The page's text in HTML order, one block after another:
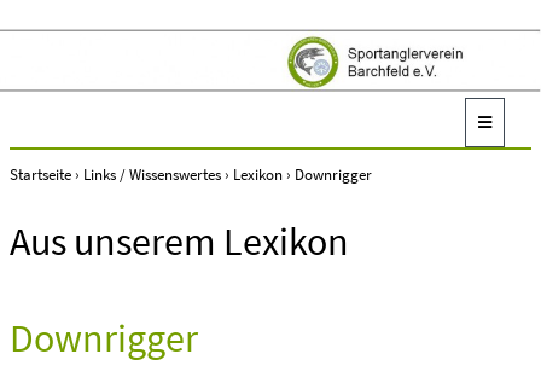
Startseite› Links / Wissenswertes› Lexikon› Downrigger
Aus unserem Lexikon
Downrigger